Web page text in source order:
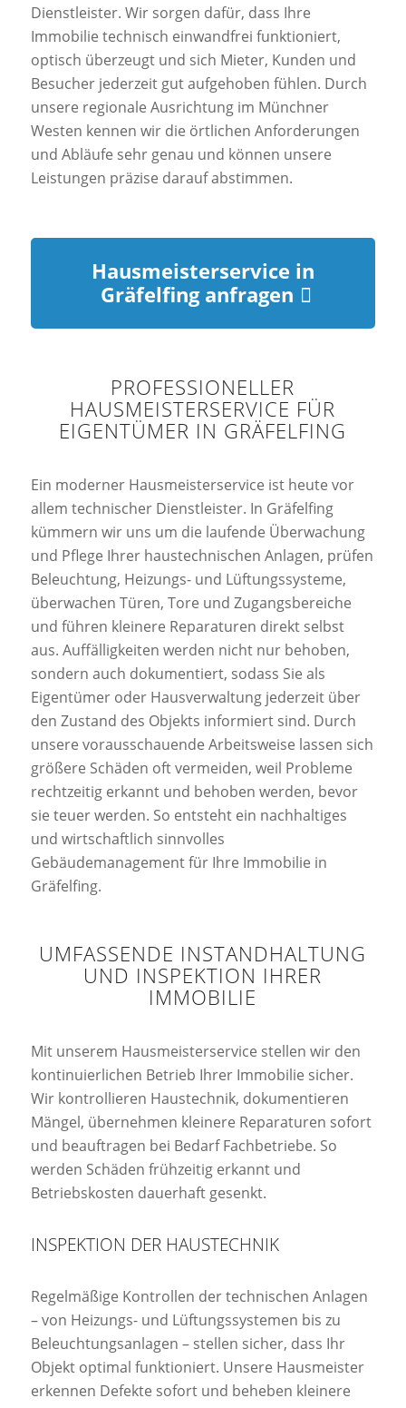
Dienstleister. Wir sorgen dafür, dass Ihre
Immobilie technisch einwandfrei funktioniert,
optisch überzeugt und sich Mieter, Kunden und
Besucher jederzeit gut aufgehoben fühlen. Durch
unsere regionale Ausrichtung im Münchner
Westen kennen wir die örtlichen Anforderungen
und Abläufe sehr genau und können unsere
Leistungen präzise darauf abstimmen.
Hausmeisterservice in
Gräfelfing anfragen
PROFESSIONELLER
HAUSMEISTERSERVICE FÜR
EIGENTÜMER IN GRÄFELFING
Ein moderner Hausmeisterservice ist heute vor
allem technischer Dienstleister. In Gräfelfing
kümmern wir uns um die laufende Überwachung
und Pflege Ihrer haustechnischen Anlagen, prüfen
Beleuchtung, Heizungs- und Lüftungssysteme,
überwachen Türen, Tore und Zugangsbereiche
und führen kleinere Reparaturen direkt selbst
aus. Auffälligkeiten werden nicht nur behoben,
sondern auch dokumentiert, sodass Sie als
Eigentümer oder Hausverwaltung jederzeit über
den Zustand des Objekts informiert sind. Durch
unsere vorausschauende Arbeitsweise lassen sich
größere Schäden oft vermeiden, weil Probleme
rechtzeitig erkannt und behoben werden, bevor
sie teuer werden. So entsteht ein nachhaltiges
und wirtschaftlich sinnvolles
Gebäudemanagement für Ihre Immobilie in
Gräfelfing.
UMFASSENDE INSTANDHALTUNG
UND INSPEKTION IHRER
IMMOBILIE
Mit unserem Hausmeisterservice stellen wir den
kontinuierlichen Betrieb Ihrer Immobilie sicher.
Wir kontrollieren Haustechnik, dokumentieren
Mängel, übernehmen kleinere Reparaturen sofort
und beauftragen bei Bedarf Fachbetriebe. So
werden Schäden frühzeitig erkannt und
Betriebskosten dauerhaft gesenkt.
INSPEKTION DER HAUSTECHNIK
Regelmäßige Kontrollen der technischen Anlagen
– von Heizungs- und Lüftungssystemen bis zu
Beleuchtungsanlagen – stellen sicher, dass Ihr
Objekt optimal funktioniert. Unsere Hausmeister
erkennen Defekte sofort und beheben kleinere